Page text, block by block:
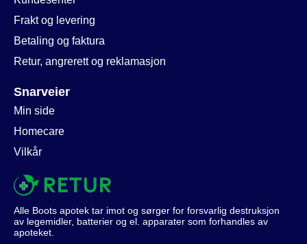
Frakt og levering
Betaling og faktura
Retur, angrerett og reklamasjon
Snarveier
Min side
Homecare
Vilkår
Alle Boots apotek tar imot og sørger for forsvarlig destruksjon
av legemidler, batterier og el. apparater som forhandles av
apoteket.